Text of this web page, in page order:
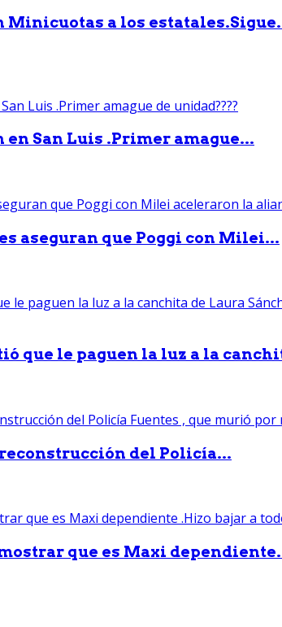
Minicuotas a los
en San Luis .Primer amague...
aseguran que Poggi con Milei...
que le paguen la luz a la
del Policía...
que es Maxi